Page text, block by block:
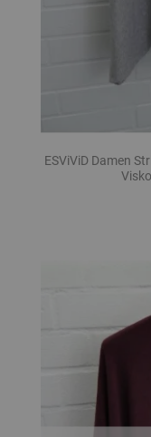
ESViViD Damen